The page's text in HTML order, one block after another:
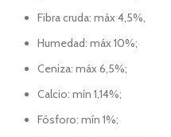
Fibra cruda: máx 4,5%,
Humedad: máx 10%;
Ceniza: máx 6,5%;
Calcio: mín 1,14%;
Fósforo: mín 1%;